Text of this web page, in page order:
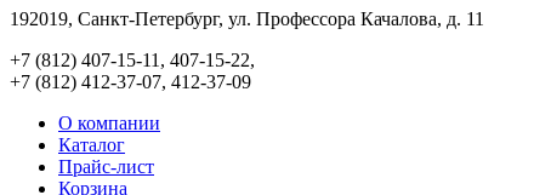
192019, Санкт-Петербург, ул. Профессора Качалова, д. 11
+7 (812) 407-15-11, 407-15-22,
+7 (812) 412-37-07, 412-37-09
О компании
Каталог
Прайс-лист
Корзина